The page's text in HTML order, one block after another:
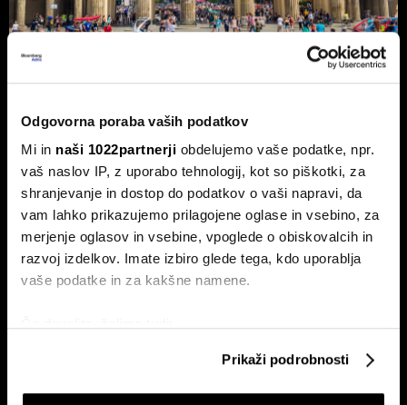
Odgovorna poraba vaših podatkov
Mi in naši 1022partnerji obdelujemo vaše podatke, npr.
vaš naslov IP, z uporabo tehnologij, kot so piškotki, za
shranjevanje in dostop do podatkov o vaši napravi, da
vam lahko prikazujemo prilagojene oglase in vsebino, za
merjenje oglasov in vsebine, vpoglede o obiskovalcih in
razvoj izdelkov. Imate izbiro glede tega, kdo uporablja
vaše podatke in za kakšne namene.
Identificirati napravo z aktivnim preverjanjem
Prikaži podrobnosti
AfD in potop Merza lahko prepreči le
'slovenski scenarij'
Septembra v Saški-Anhalt, Berlinu in Mecklenburg-
Predpomorjanski deželne volitve, ki bodo podale oceno
Merzeve vlade.